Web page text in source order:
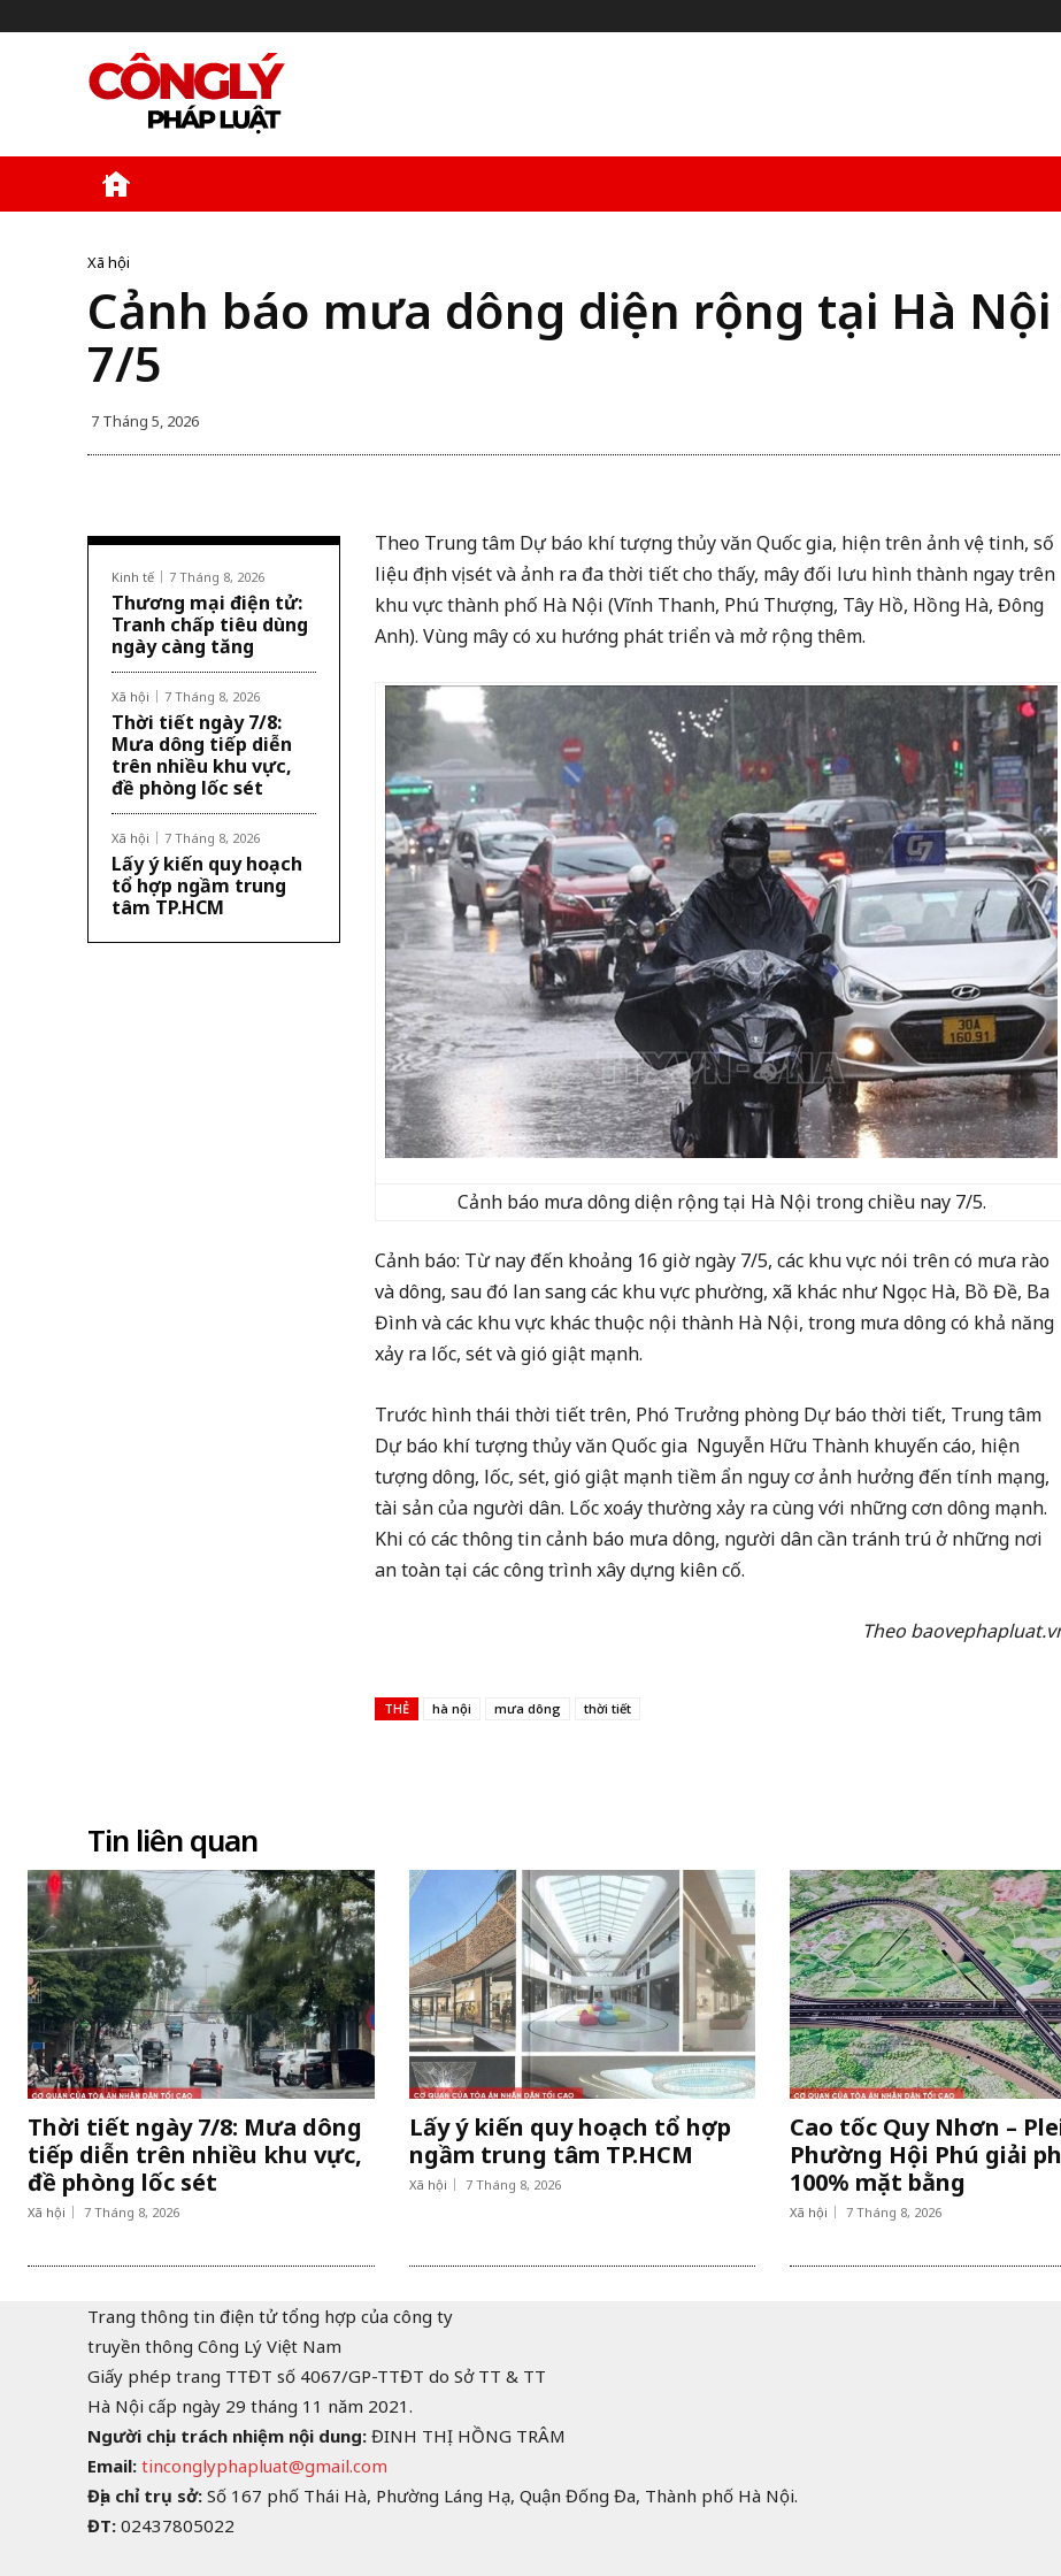
Xã hội
Cảnh báo mưa dông diện rộng tại Hà
7/5
7 Tháng 5, 2026
Kinh tế 7 Tháng 8, 2026
Thương mại điện tử:
Tranh chấp tiêu dùng
ngày càng tăng
Xã hội 7 Tháng 8, 2026
Thời tiết ngày 7/8:
Mưa dông tiếp diễn
trên nhiều khu vực,
đề phòng lốc sét
Xã hội 7 Tháng 8, 2026
Lấy ý kiến quy hoạch
tổ hợp ngầm trung
tâm TP.HCM
Theo Trung tâm Dự báo khí tượng thủy văn Quốc gia, hiện trên ảnh vệ tinh, số
liệu định vị sét và ảnh ra đa thời tiết cho thấy, mây đối lưu hình thành ngay trên
khu vực thành phố Hà Nội (Vĩnh Thanh, Phú Thượng, Tây Hồ, Hồng Hà, Đông
Anh). Vùng mây có xu hướng phát triển và mở rộng thêm.
Cảnh báo mưa dông diện rộng tại Hà Nội trong chiều nay 7/5.
Cảnh báo: Từ nay đến khoảng 16 giờ ngày 7/5, các khu vực nói trên có mưa rào
và dông, sau đó lan sang các khu vực phường, xã khác như Ngọc Hà, Bồ Đề, Ba
Đình và các khu vực khác thuộc nội thành Hà Nội, trong mưa dông có khả năng
xảy ra lốc, sét và gió giật mạnh.
Trước hình thái thời tiết trên, Phó Trưởng phòng Dự báo thời tiết, Trung tâm
Dự báo khí tượng thủy văn Quốc gia Nguyễn Hữu Thành khuyến cáo, hiện
tượng dông, lốc, sét, gió giật mạnh tiềm ẩn nguy cơ ảnh hưởng đến tính mạng,
tài sản của người dân. Lốc xoáy thường xảy ra cùng với những cơn dông mạnh.
Khi có các thông tin cảnh báo mưa dông, người dân cần tránh trú ở những nơi
an toàn tại các công trình xây dựng kiên cố.
Theo
THẺ hà nội mưa dông thời tiết
Tin liên quan
Thời tiết ngày 7/8: Mưa dông
tiếp diễn trên nhiều khu vực,
đề phòng lốc sét
Xã hội 7 Tháng 8, 2026
Lấy ý kiến quy hoạch tổ hợp
ngầm trung tâm TP.HCM
Xã hội 7 Tháng 8, 2026
Cao tốc Quy Nhơn –
Phường Hội Phú giải
100% mặt bằng
Xã hội 7 Tháng 8, 2026
Trang thông tin điện tử tổng hợp của công ty
truyền thông Công Lý Việt Nam
Giấy phép trang TTĐT số 4067/GP-TTĐT do Sở TT & TT
Hà Nội cấp ngày 29 tháng 11 năm 2021.
Người chịu trách nhiệm nội dung: ĐINH THỊ HỒNG TRÂM
Email: tinconglyphapluat@gmail.com
Địa chỉ trụ sở: Số 167 phố Thái Hà, Phường Láng Hạ, Quận Đống Đa, Thành phố Hà Nội.
ĐT: 02437805022